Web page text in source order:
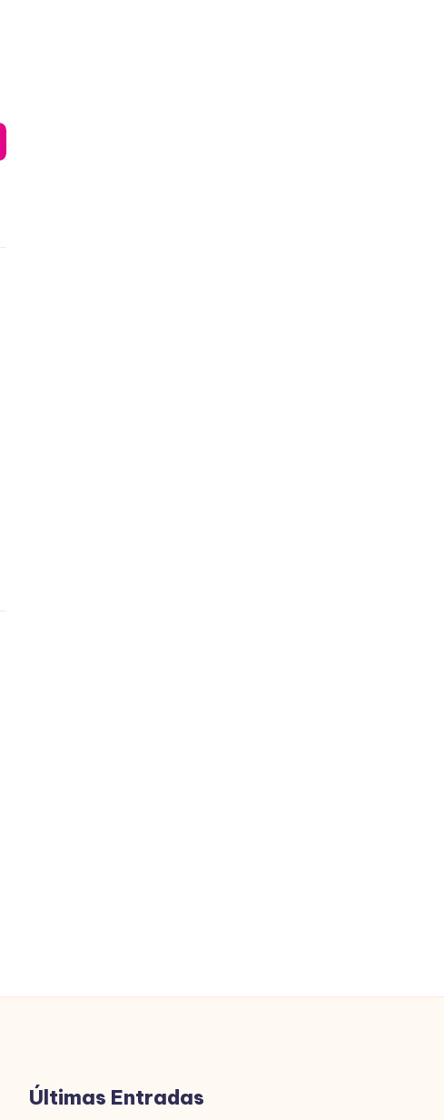
Últimas Entradas